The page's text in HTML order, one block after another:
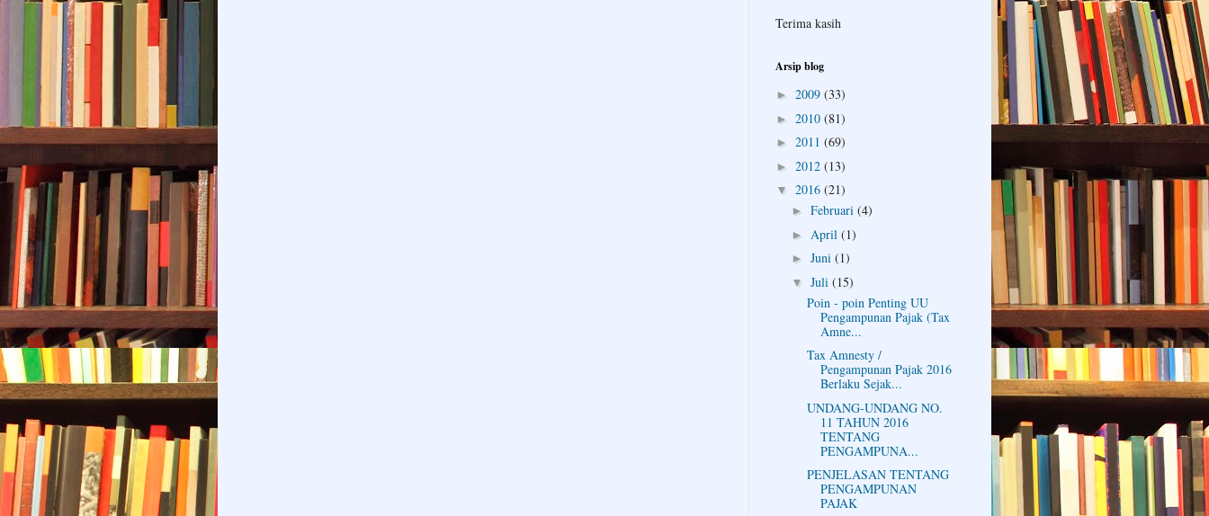
Terima kasih
Arsip blog
► 2009 (33)
► 2010 (81)
► 2011 (69)
► 2012 (13)
▼ 2016 (21)
► Februari (4)
► April (1)
► Juni (1)
▼ Juli (15)
Poin - poin Penting UU
Pengampunan Pajak (Tax
Amne...
Tax Amnesty /
Pengampunan Pajak 2016
Berlaku Sejak...
UNDANG-UNDANG NO.
11 TAHUN 2016
TENTANG
PENGAMPUNA...
PENJELASAN TENTANG
PENGAMPUNAN
PAJAK